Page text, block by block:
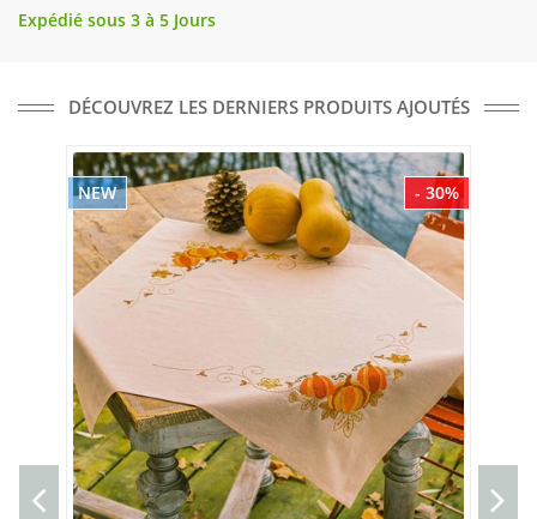
Expédié sous 3 à 5 Jours
DÉCOUVREZ LES DERNIERS PRODUITS AJOUTÉS
- 30%
NEW